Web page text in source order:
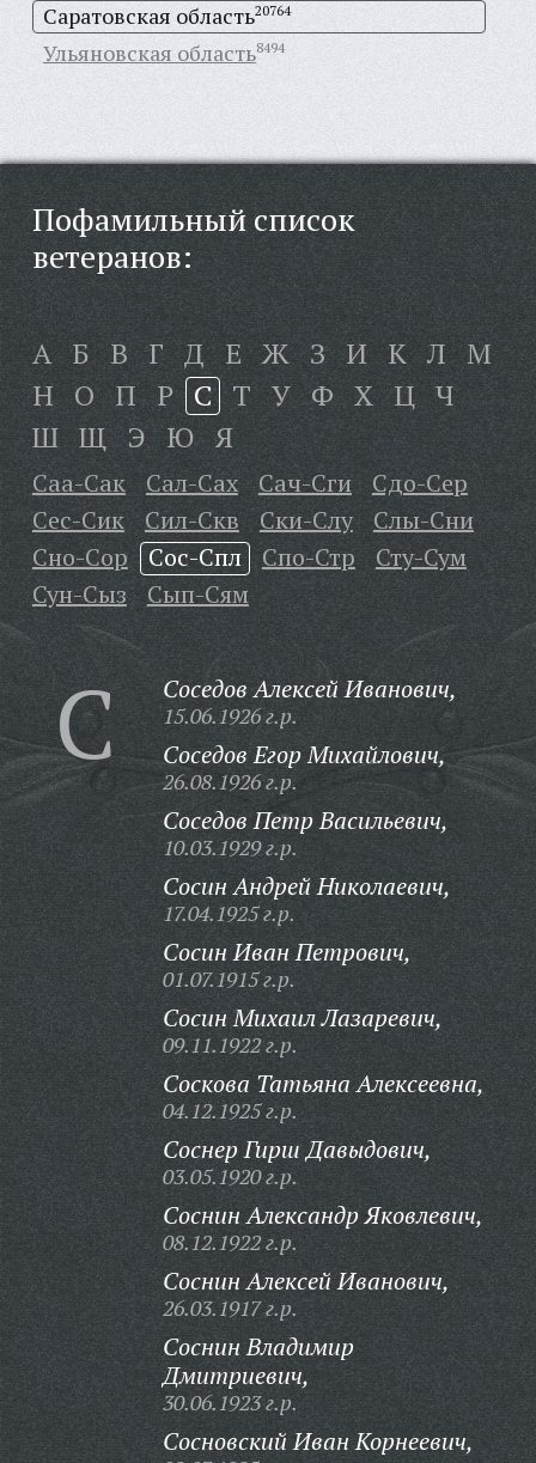
Саратовская область20764
Ульяновская область8494
Пофамильный список
ветеранов:
А Б В Г Д Е Ж З И К Л М
Н О П Р С Т У Ф Х Ц Ч
Ш Щ Э Ю Я
Саа-Сак Сал-Сах Сач-Сги
Сдо-Сер
Сес-Сик
Сил-Скв Ски-Слу
Слы-Сни
Сно-Сор
Сос-Спл Спо-Стр
Сту-Сум
Сун-Сыз
Сып-Сям
С Соседов Алексей Иванович,
15.06.1926 г.р.
Соседов Егор Михайлович,
26.08.1926 г.р.
Соседов Петр Васильевич,
10.03.1929 г.р.
Сосин Андрей Николаевич,
17.04.1925 г.р.
Сосин Иван Петрович,
01.07.1915 г.р.
Сосин Михаил Лазаревич,
09.11.1922 г.р.
Соскова Татьяна Алексеевна,
04.12.1925 г.р.
Соснер Гирш Давыдович,
03.05.1920 г.р.
Соснин Александр Яковлевич,
08.12.1922 г.р.
Соснин Алексей Иванович,
26.03.1917 г.р.
Соснин Владимир
Дмитриевич,
30.06.1923 г.р.
Сосновский Иван Корнеевич,